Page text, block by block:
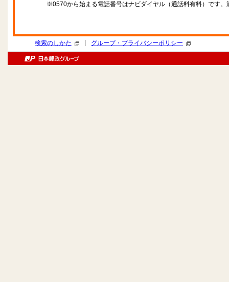
※0570から始まる電話番号はナビダイヤル（通話料有料）です
検索のしかた グループ・プライバシーポリシー